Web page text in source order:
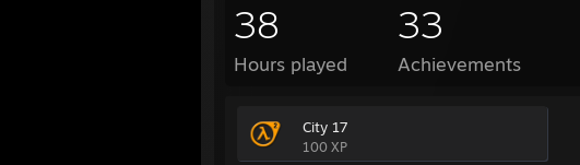
38
Hours played
33
Achievements
City 17
100 XP